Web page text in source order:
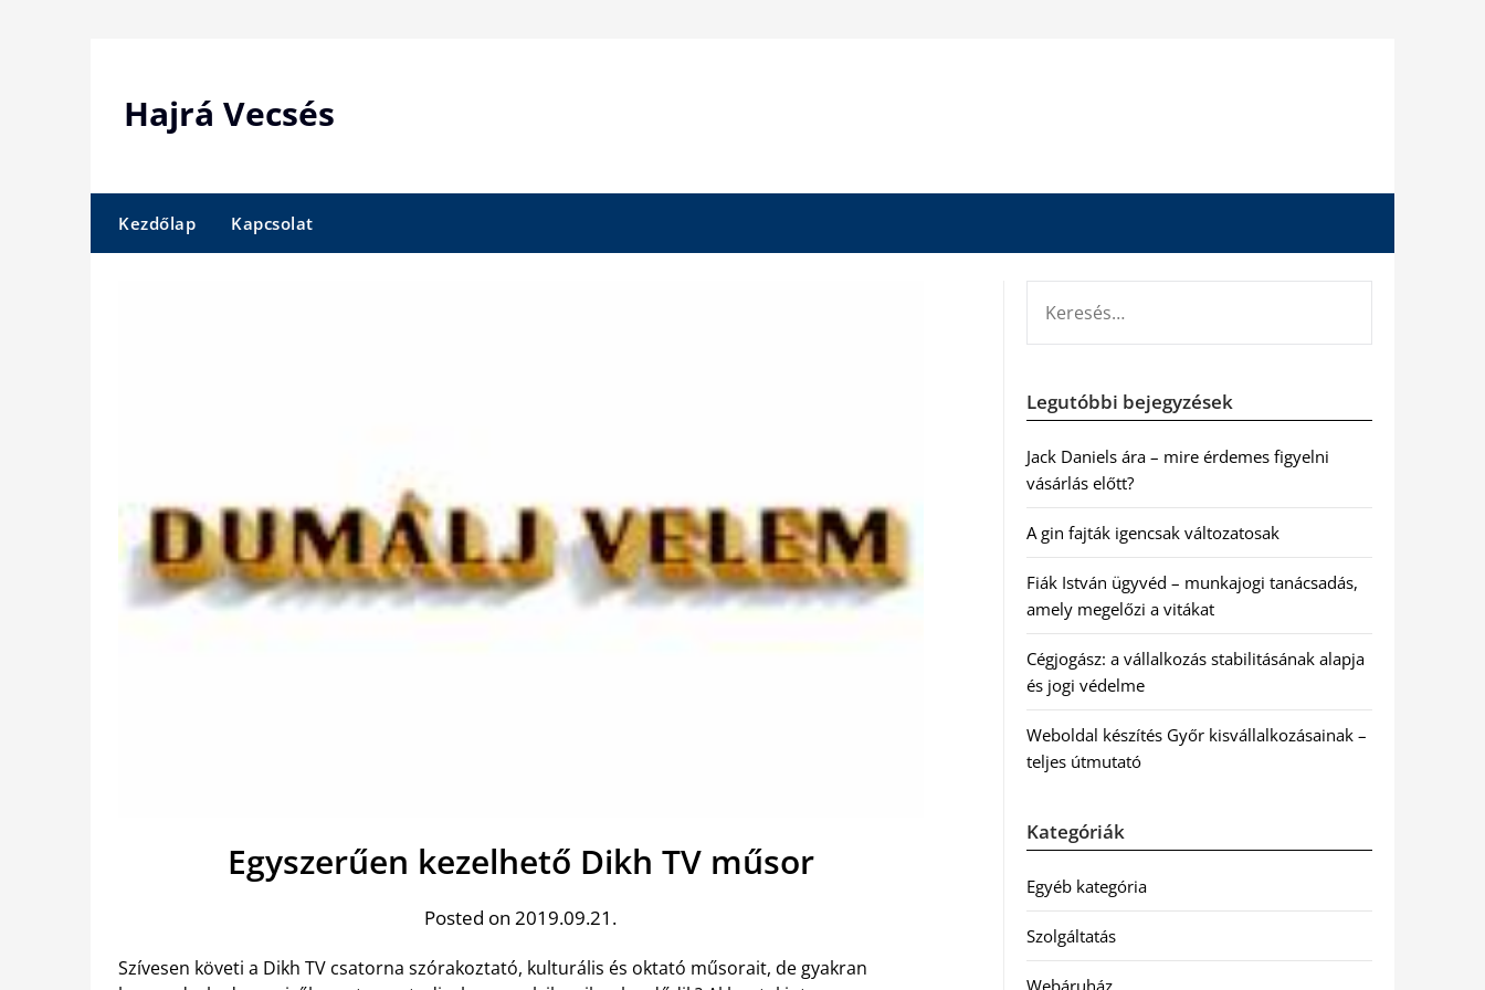
Hajrá Vecsés
Kezdőlap Kapcsolat
Egyszerűen kezelhető Dikh TV műsor
Posted on 2019.09.21.
Szívesen követi a Dikh TV csatorna szórakoztató, kulturális és oktató műsorait, de gyakran
Legutóbbi bejegyzések
Jack Daniels ára – mire érdemes figyelni
vásárlás előtt?
A gin fajták igencsak változatosak
Fiák István ügyvéd – munkajogi tanácsadás,
amely megelőzi a vitákat
Cégjogász: a vállalkozás stabilitásának alapja
és jogi védelme
Weboldal készítés Győr kisvállalkozásainak –
teljes útmutató
Kategóriák
Egyéb kategória
Szolgáltatás
Webáruház